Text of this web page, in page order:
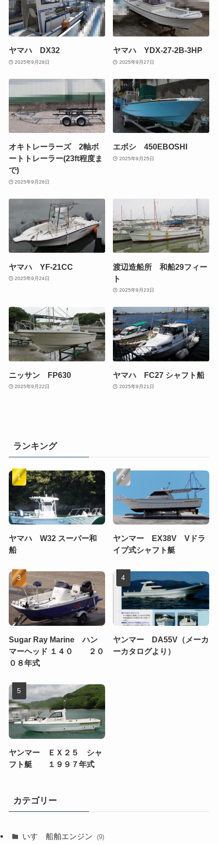
ヤマハ DX32
2025年9月28日
ヤマハ YDX-27-2B-3HP
2025年9月27日
オキトレーラーズ 2軸ボ
ートトレーラー(23ft程度ま
で)
2025年9月26日
エボシ 450EBOSHI
2025年9月25日
ヤマハ YF-21CC
2025年9月24日
渡辺造船所 和船29フィー
ト
2025年9月23日
ニッサン FP630
2025年9月22日
ヤマハ FC27 シャフト船
2025年9月21日
ランキング
ヤマハ W32 スーパー和
船
ヤンマー EX38V Vドラ
イブ式シャフト艇
Sugar Ray Marine ハン
マーヘッド １４０ ２０
０８年式
ヤンマー DA55V（メーカ
ーカタログより）
ヤンマー ＥＸ２５ シャ
フト艇 １９９７年式
カテゴリー
いすゞ船舶エンジン (9)